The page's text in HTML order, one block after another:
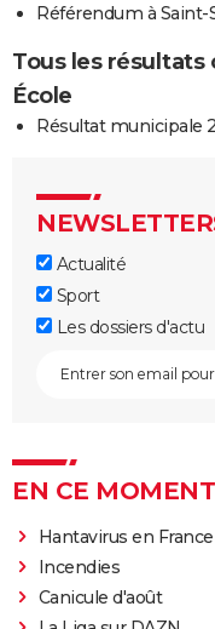
Référendum à Saint-
Tous les résultats
École
Résultat municipale
Actualité
Sport
Les dossiers d'actu
EN CE MOMENT
Hantavirus en France
Incendies
Canicule d'août